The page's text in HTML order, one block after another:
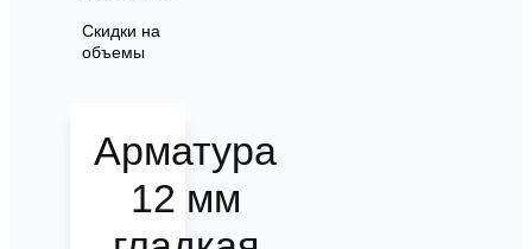
Скидки на
объемы
Арматура
12 мм